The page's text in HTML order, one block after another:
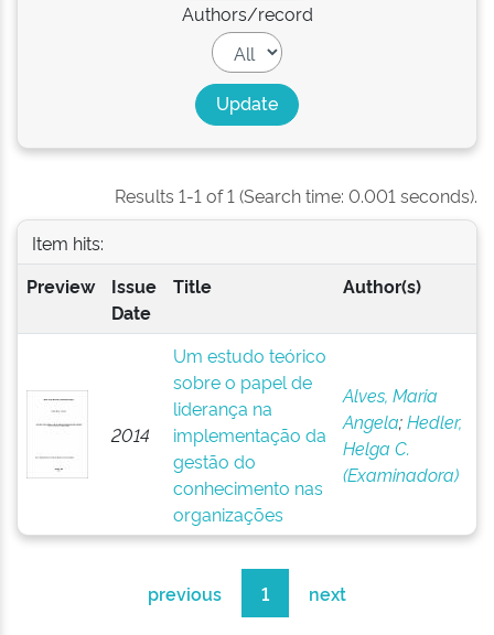
Authors/record
Results 1-1 of 1 (Search time: 0.001 seconds).
Item hits:
Preview
Issue
Date
Title Author(s)
2014
Um estudo teórico
sobre o papel de
liderança na
implementação da
gestão do
conhecimento nas
organizações
Alves, Maria
Angela;Hedler,
Helga C.
(Examinadora)
previous 1 next